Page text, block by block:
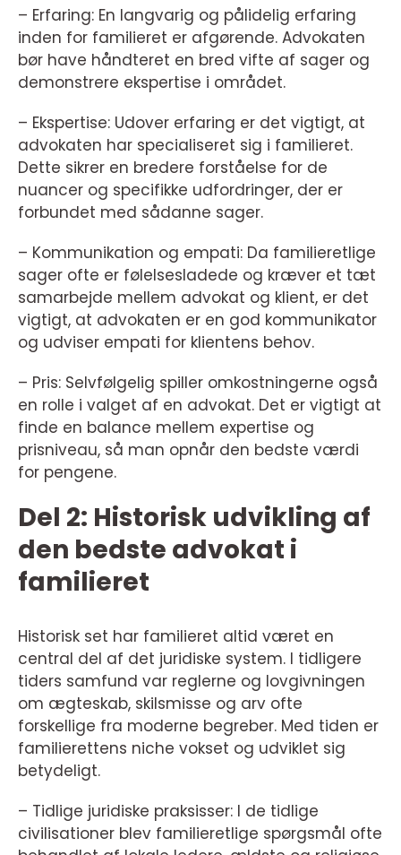
– Erfaring: En langvarig og pålidelig erfaring
inden for familieret er afgørende. Advokaten
bør have håndteret en bred vifte af sager og
demonstrere ekspertise i området.
– Ekspertise: Udover erfaring er det vigtigt, at
advokaten har specialiseret sig i familieret.
Dette sikrer en bredere forståelse for de
nuancer og specifikke udfordringer, der er
forbundet med sådanne sager.
– Kommunikation og empati: Da familieretlige
sager ofte er følelsesladede og kræver et tæt
samarbejde mellem advokat og klient, er det
vigtigt, at advokaten er en god kommunikator
og udviser empati for klientens behov.
– Pris: Selvfølgelig spiller omkostningerne også
en rolle i valget af en advokat. Det er vigtigt at
finde en balance mellem expertise og
prisniveau, så man opnår den bedste værdi
for pengene.
Del 2: Historisk udvikling af
den bedste advokat i
familieret
Historisk set har familieret altid været en
central del af det juridiske system. I tidligere
tiders samfund var reglerne og lovgivningen
om ægteskab, skilsmisse og arv ofte
forskellige fra moderne begreber. Med tiden er
familierettens niche vokset og udviklet sig
betydeligt.
– Tidlige juridiske praksisser: I de tidlige
civilisationer blev familieretlige spørgsmål ofte